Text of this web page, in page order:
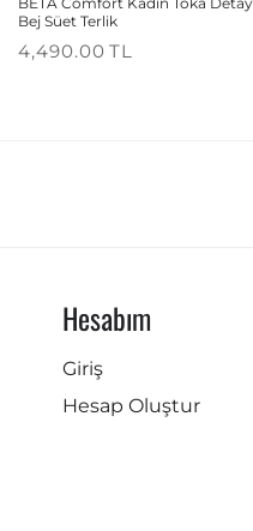
Bej Süet Terlik
4,490.00 TL
Hesabım
Giriş
Hesap Oluştur